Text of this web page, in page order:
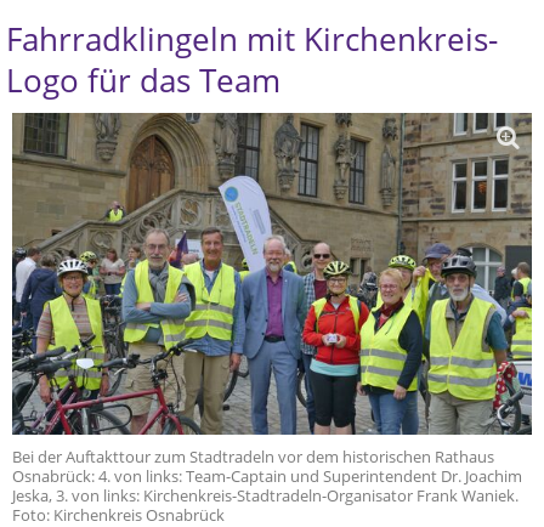
Fahrradklingeln mit Kirchenkreis-
Logo für das Team
Bei der Auftakttour zum Stadtradeln vor dem historischen Rathaus
Osnabrück: 4. von links: Team-Captain und Superintendent Dr. Joachim
Jeska, 3. von links: Kirchenkreis-Stadtradeln-Organisator Frank Waniek.
Foto: Kirchenkreis Osnabrück